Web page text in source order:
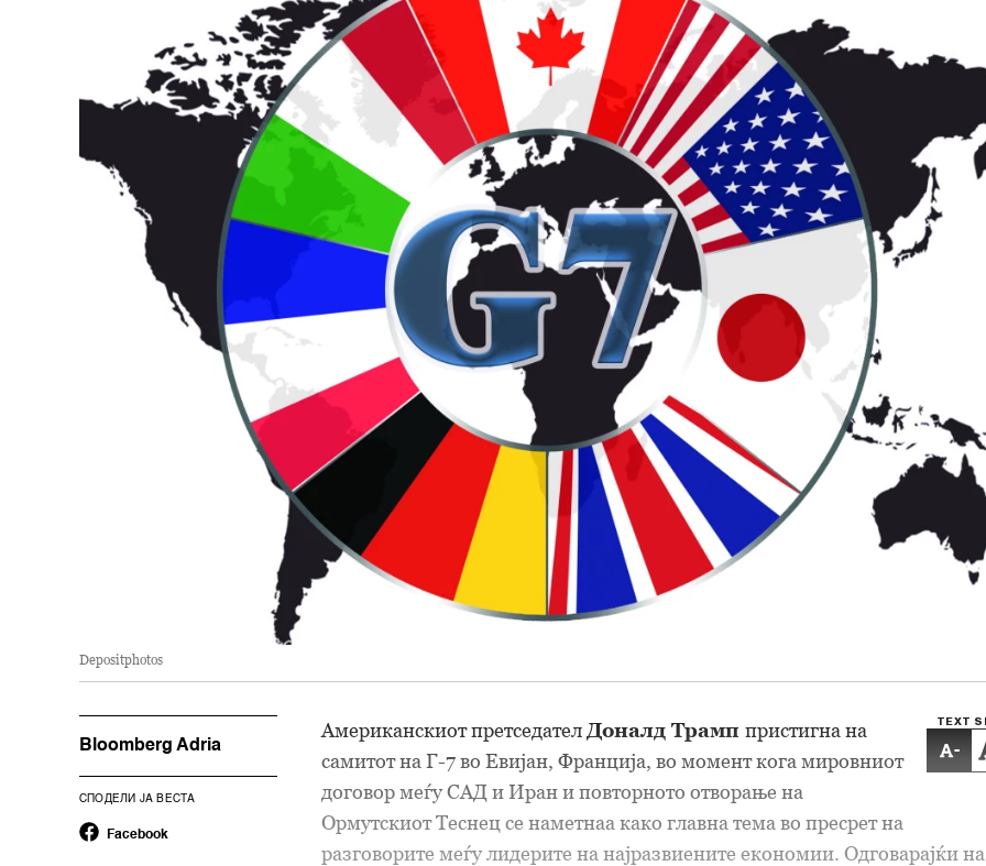
Depositphotos
Bloomberg Adria
СПОДЕЛИ ЈА ВЕСТА
Facebook
TEXT
-
Американскиот претседател Доналд Трамп пристигна на
самитот на Г-7 во Евијан, Франција, во момент кога мировниот
договор меѓу САД и Иран и повторното отворање на
Ормутскиот Теснец се наметнаа како главна тема во пресрет на
разговорите меѓу лидерите на најразвиените економии. Одговарајќи на